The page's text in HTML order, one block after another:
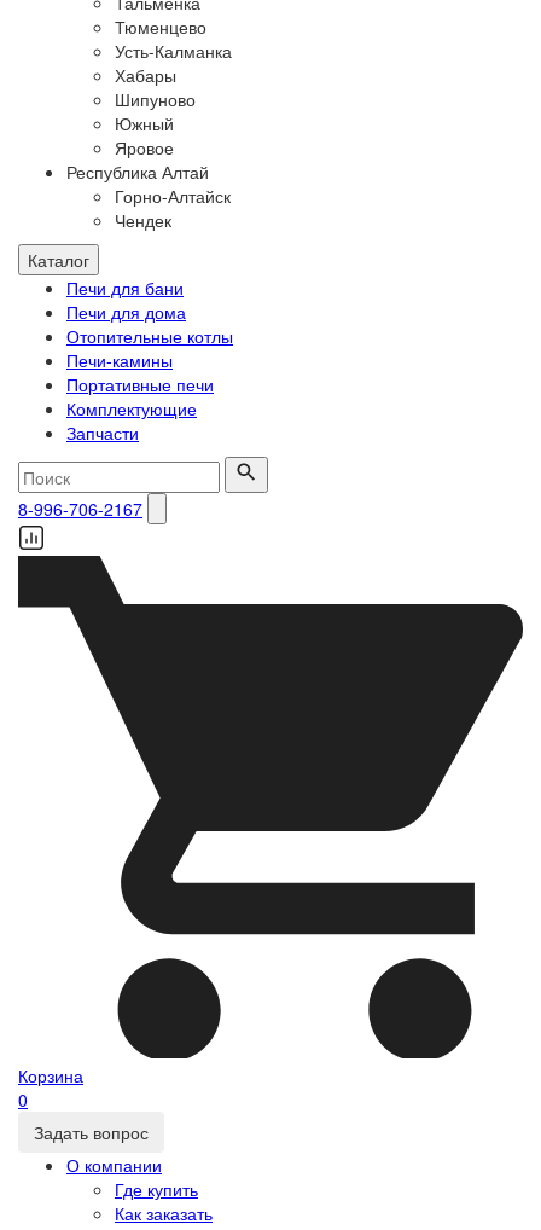
Тюменцево
Усть-Калманка
Хабары
Шипуново
Южный
Яровое
Республика Алтай
Горно-Алтайск
Чендек
Каталог
Печи для бани
Печи для дома
Отопительные котлы
Печи-камины
Портативные печи
Комплектующие
Запчасти
8-996-706-2167
Корзина
0
Задать вопрос
О компании
Где купить
Как заказать